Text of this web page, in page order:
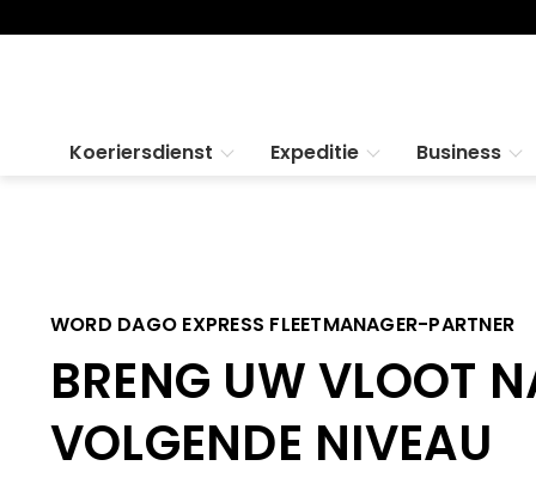
Koeriersdienst Expeditie Business
WORD DAGO EXPRESS FLEETMANAGER-PARTNER
BRENG UW VLOOT
VOLGENDE NIVEAU